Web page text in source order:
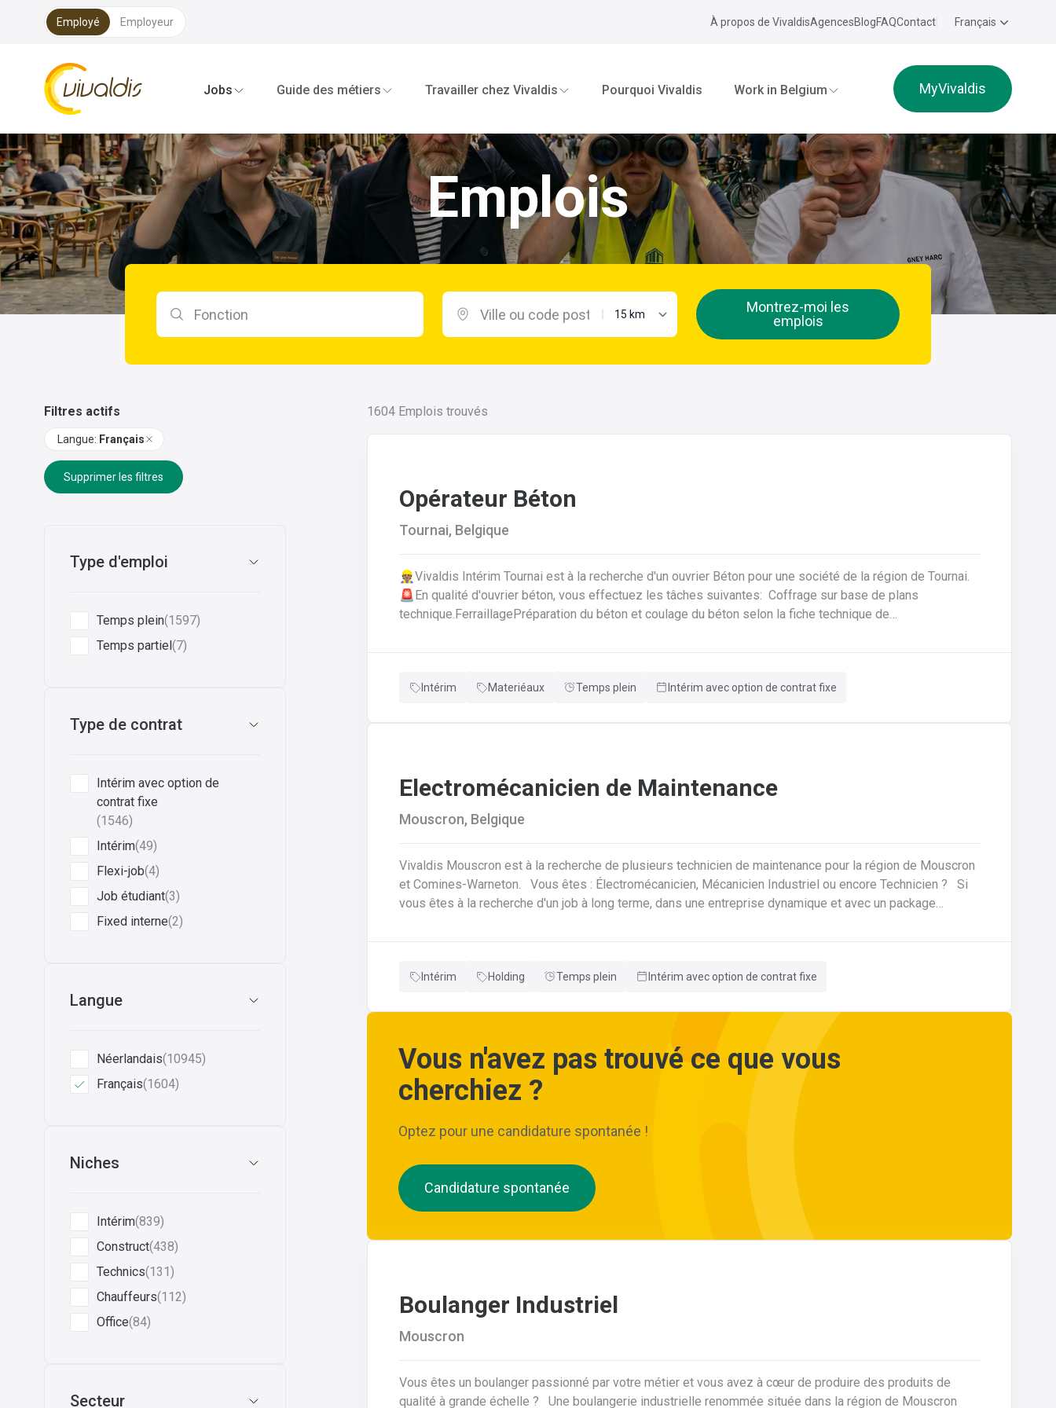
Employé Employeur À propos de VivaldisAgencesBlogFAQContact Français
Vivaldis Interim
Jobs
Guide des métiers Travailler chez Vivaldis Pourquoi Vivaldis Work in Belgium MyVivaldis
Emplois
Rechercher par fonction distance maximale
Montrez-moi les
emplois
Filtres actifs
Langue: Français
Supprimer les filtres
Type d'emploi
Temps plein(1597)
Temps partiel(7)
Type de contrat
Intérim avec option de
contrat fixe
(1546)
Intérim(49)
Flexi-job(4)
Job étudiant(3)
Fixed interne(2)
Langue
Néerlandais(10945)
Français(1604)
Niches
Intérim(839)
Construct(438)
Technics(131)
Chauffeurs(112)
Office(84)
Secteur
1604 Emplois trouvés
Opérateur Béton
Tournai, Belgique
👷🏽Vivaldis Intérim Tournai est à la recherche d'un ouvrier Béton pour une société de la région de Tournai.
🚨En qualité d'ouvrier béton, vous effectuez les tâches suivantes: Coffrage sur base de plans
technique.FerraillagePréparation du béton et coulage du béton selon la fiche technique de
que des outils et de l'atelier.
Intérim Materiéaux Temps plein Intérim avec option de contrat fixe
Electromécanicien de Maintenance
Mouscron, Belgique
Vivaldis Mouscron est à la recherche de plusieurs technicien de maintenance pour la région de Mouscron
et Comines-Warneton. Vous êtes : Électromécanicien, Mécanicien Industriel ou encore Technicien ? Si
vous êtes à la recherche d'un job à long terme, dans une entreprise dynamique et avec un package
vous offrons la possibilité de travailler à moins de 45 minutes de votre domicile. Le tout avec des
profil ci-dessous :
Intérim Holding Temps plein Intérim avec option de contrat fixe
Vous n'avez pas trouvé ce que vous
cherchiez ?
Optez pour une candidature spontanée !
Candidature spontanée
Boulanger Industriel
Mouscron
Vous êtes un boulanger passionné par votre métier et vous avez à cœur de produire des produits de
qualité à grande échelle ? Une boulangerie industrielle renommée située dans la région de Mouscron